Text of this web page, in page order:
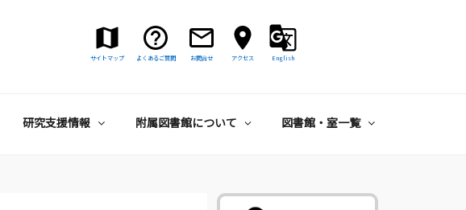
サイトマップ よくあるご質問 お問合せ アクセス English
研究支援情報 附属図書館について 図書館・室一覧